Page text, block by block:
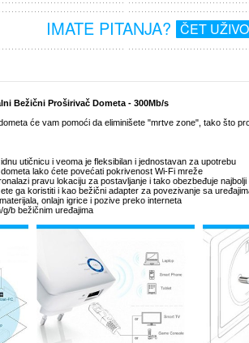
IMATE PITANJA? ČET UŽIVO
Bežični Proširivač Dometa - 300Mb/s
će vam pomoći da eliminišete "mrtve zone", tako što
utičnicu i veoma je fleksibilan i jednostavan za upotrebu
lako ćete povećati pokrivenost Wi-Fi mreže
pravu lokaciju za postavljanje i tako obezbeđuje
ga koristiti i kao bežični adapter za povezivanje sa
onlajn igrice i pozive preko interneta
g/b bežičnim uređajima